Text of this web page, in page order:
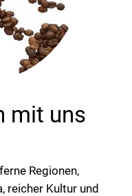
mit uns
Regionen,
reicher Kultur und